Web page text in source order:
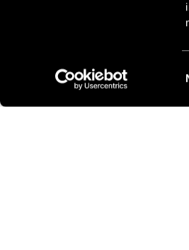
PRIGIONIERI DI
NEWSLETTER